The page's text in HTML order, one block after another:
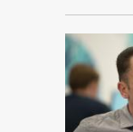
ы
й
п